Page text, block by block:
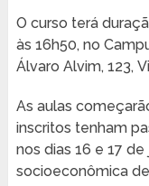
O curso terá
às 16h50, no
Álvaro Alvim, 123,
As aulas
inscritos tenham
nos dias 16 e 17
socioeconômica